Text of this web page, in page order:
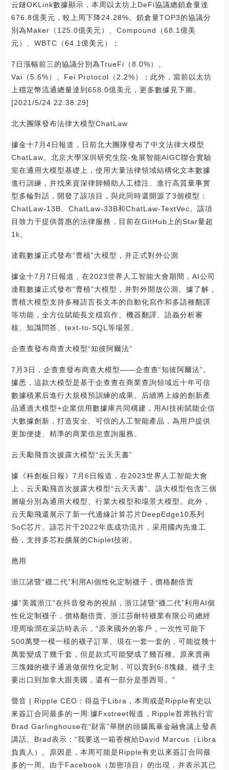
云鏈OKLink數據顯示，本周以太坊上DeFi協議總鎖倉量達
676.8億美元，較上周下降24.28%。鎖倉量TOP3的協議分
別為Maker（125.0億美元）、Compound（68.1億美
元）、WBTC（64.1億美元）；
7日漲幅前三的協議分別為TrueFi（8.0%）、
Vai（5.6%）、Fei Protocol（2.2%）；此外，當前以太坊
上穩定幣流通總量達到658.0億美元，更多數據見下圖。
[2021/5/24 22:38:29]
北大團隊發布法律大模型ChatLaw
據金十7月4日報道，日前北大團隊發布了中文法律大模型
ChatLaw。北京大學深圳研究生院-兔展智能AIGC聯合實驗
室在通用大模型基礎上，使用大量法律領域結構化文本數據
進行訓練，并找來資深律師輔助人工標注、進行高質量事實
型多輪對話，開發了該項目，與此同時還開源了3個模型：
ChatLaw-13B、ChatLaw-33B和ChatLaw-TextVec。該項
目致力于提供普惠的法律服務，目前在GitHub上的Star量超
1k。
達觀數據正式發布“曹植”大模型，并正式對外公測
據金十7月7日報道，在2023世界人工智能大會期間，AI公司
達觀數據正式發布“曹植”大模型，并對外開放公測。據了解，
曹植大模型支持多種語言長文本的自動化寫作和多語種翻譯
等功能，全方位賦能長文檔寫作、機器翻譯、語義分析審
核、知識問答、text-to-SQL等場景。
企查查發布商查大模型“知彼阿爾法”
7月3日，企查查發布商查大模型——企查查“知彼阿爾法”。
據悉，這款大模型是基于企查查在商業查詢領域近十年可信
數據積累后進行大規模預訓練的成果。后續將上線的創新產
品通過大模型+企業信用數據庫共同構建，用AI技術賦能企信
大數據創新，打造安全、可信的人工智能產品，為用戶提供
更加便捷、精準的商業信息查詢服務。
云天勵飛首次披露大模型“云天天書”
據《科創板日報》7月6日報道，在2023世界人工智能大會
上，云天勵飛首次披露大模型“云天天書”。該大模型包含三個
層級分別為通用大模型、行業大模型和場景大模型。此外，
云天勵飛還展示了新一代邊緣計算芯片DeepEdge10系列
SoC芯片。該芯片于2022年底成功流片，采用國內先進工
藝，支持多芯粒擴展的Chiplet技術。
應用
浙江諸暨“襪二代”利用AI個性化定制襪子，價格翻倍賣
據“美麗浙江”在抖音發布的視頻，浙江諸暨“襪二代”利用AI個
性化定制襪子，價格翻倍賣。浙江莎耐特襪業有限公司總經
理周瑜潤在采訪時表示，“原來國外的客戶，一次性可能下
500萬雙一模一樣的襪子訂單。現在一套一套的，可能從幾十
萬套變成了幾千套，但是款式可能變成了幾百種。原來賣兩
三塊錢的襪子通過做個性化定制，可以賣到6-8塊錢。襪子主
要出口到加拿大跟美國，還有一部分是墨西哥。”
聲音 | Ripple CEO：得益于Libra，本周或是Ripple有史以
來簽訂合同最多的一周:據Fxstreet報道，Ripple首席執行官
Brad Garlinghouse在“財富”舉辦的頭腦風暴金融會議上發表
講話。Brad表示：“我要送一箱香檳給David Marcus（Libra
負責人）。原因是，本周可能是Ripple有史以來簽訂合同最
多的一周。由于Facebook（加密項目）的出現，并表示其已